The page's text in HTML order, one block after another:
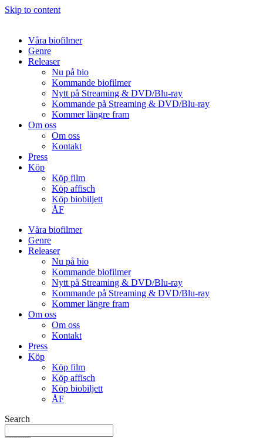
Skip to content
Våra biofilmer
Genre
Releaser
Nu på bio
Kommande biofilmer
Nytt på Streaming & DVD/Blu-ray
Kommande på Streaming & DVD/Blu-ray
Kommer längre fram
Om oss
Om oss
Kontakt
Press
Köp
Köp film
Köp affisch
Köp biobiljett
ÅF
Våra biofilmer
Genre
Releaser
Nu på bio
Kommande biofilmer
Nytt på Streaming & DVD/Blu-ray
Kommande på Streaming & DVD/Blu-ray
Kommer längre fram
Om oss
Om oss
Kontakt
Press
Köp
Köp film
Köp affisch
Köp biobiljett
ÅF
Search